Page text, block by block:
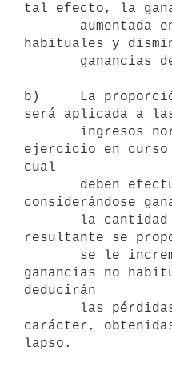
tal efecto, la
habituales y
b)     La
será aplicada a
ejercicio en
cual
considerándose
resultante se
ganancias no
deducirán
carácter,
lapso.